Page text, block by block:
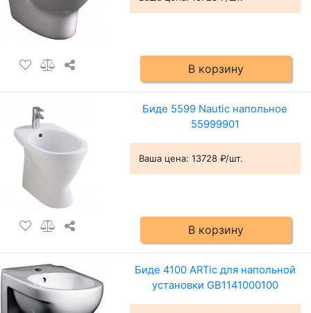
В корзину
Биде 5599 Nautic напольное
55999901
Ваша цена: 13728 ₽/шт.
В корзину
Биде 4100 ARTic для напольной
установки GB1141000100